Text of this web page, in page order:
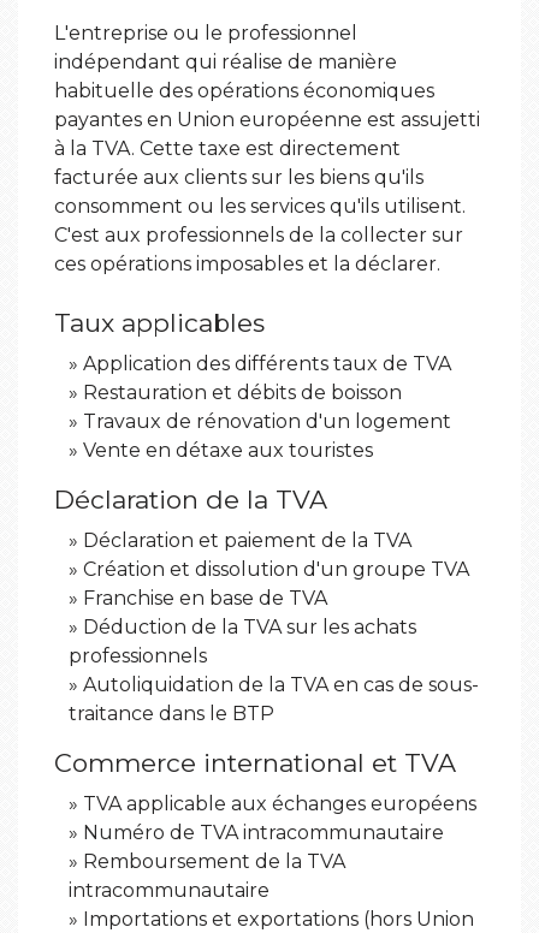
L'entreprise ou le professionnel
indépendant qui réalise de manière
habituelle des opérations économiques
payantes en Union européenne est assujetti
à la TVA. Cette taxe est directement
facturée aux clients sur les biens qu'ils
consomment ou les services qu'ils utilisent.
C'est aux professionnels de la collecter sur
ces opérations imposables et la déclarer.
Taux applicables
Application des différents taux de TVA
Restauration et débits de boisson
Travaux de rénovation d'un logement
Vente en détaxe aux touristes
Déclaration de la TVA
Déclaration et paiement de la TVA
Création et dissolution d'un groupe TVA
Franchise en base de TVA
Déduction de la TVA sur les achats
professionnels
Autoliquidation de la TVA en cas de sous-
traitance dans le BTP
Commerce international et TVA
TVA applicable aux échanges européens
Numéro de TVA intracommunautaire
Remboursement de la TVA
intracommunautaire
Importations et exportations (hors Union